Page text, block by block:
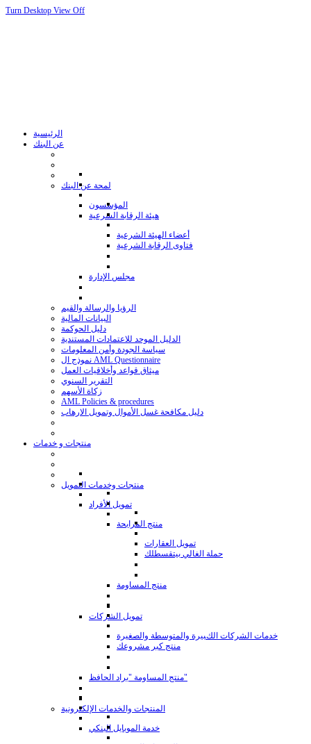
Turn Desktop View Off
الرئيسية
عن البنك
لمحة عن البنك
المؤسسون
هيئة الرقابة الشرعية
أعضاء الهيئة الشرعية
فتاوى الرقابة الشرعية
مجلس الإدارة
الرؤيا والرسالة والقيم
البيانات المالية
دليل الحوكمة
الدليل الموحد للاعتمادات المستندية
سياسة الجودة وأمن المعلومات
نموذج ال AML Questionnaire
ميثاق قواعد وأخلاقيات العمل
التقرير السنوي
زكاة الأسهم
AML Policies & procedures
دليل مكافحة غسل الأموال وتمويل الارهاب
منتجات و خدمات
منتجات وخدمات التمويل
تمويل الأفراد
منتج المرابحة
تمويل العقارات
حملة الغالي بيتقسطلك
منتج المساومة
تمويل الشركات
خدمات الشركات الكبيرة والمتوسطة والصغيرة
منتج كبر مشروعك
منتج المساومة "براد الحافظ"
المنتجات والخدمات الإلكترونية
خدمة الموبايل البنكي